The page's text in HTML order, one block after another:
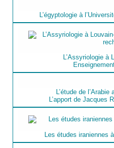
L’égyptologie à
L’Assyriologie à
L’étude de
L’apport de Jacques
Les études iraniennes